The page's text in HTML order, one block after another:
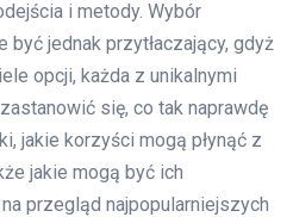
i metody. Wybór
jednak przytłaczający, gdyż
opcji, każda z unikalnymi
się, co tak naprawdę
jakie korzyści mogą płynąć z
jakie mogą być ich
przegląd najpopularniejszych